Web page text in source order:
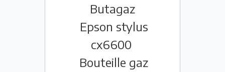
Butagaz
Epson stylus
cx6600
Bouteille gaz